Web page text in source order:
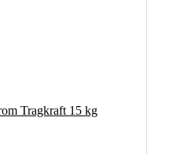
Tragkraft 15 kg